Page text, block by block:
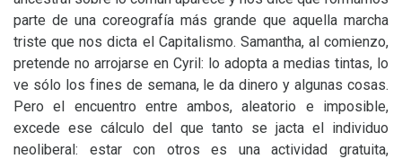
parte de una coreografía más grande que aquella marcha
triste que nos dicta el Capitalismo. Samantha, al comienzo,
pretende no arrojarse en Cyril: lo adopta a medias tintas, lo
ve sólo los fines de semana, le da dinero y algunas cosas.
Pero el encuentro entre ambos, aleatorio e imposible,
excede ese cálculo del que tanto se jacta el individuo
neoliberal: estar con otros es una actividad gratuita,